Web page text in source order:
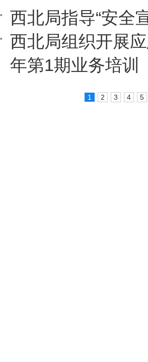
西北局指导“安全
西北局组织开展
年第1期业务培训
1 2 3 4 5